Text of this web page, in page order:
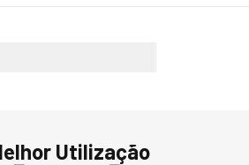
Utilização